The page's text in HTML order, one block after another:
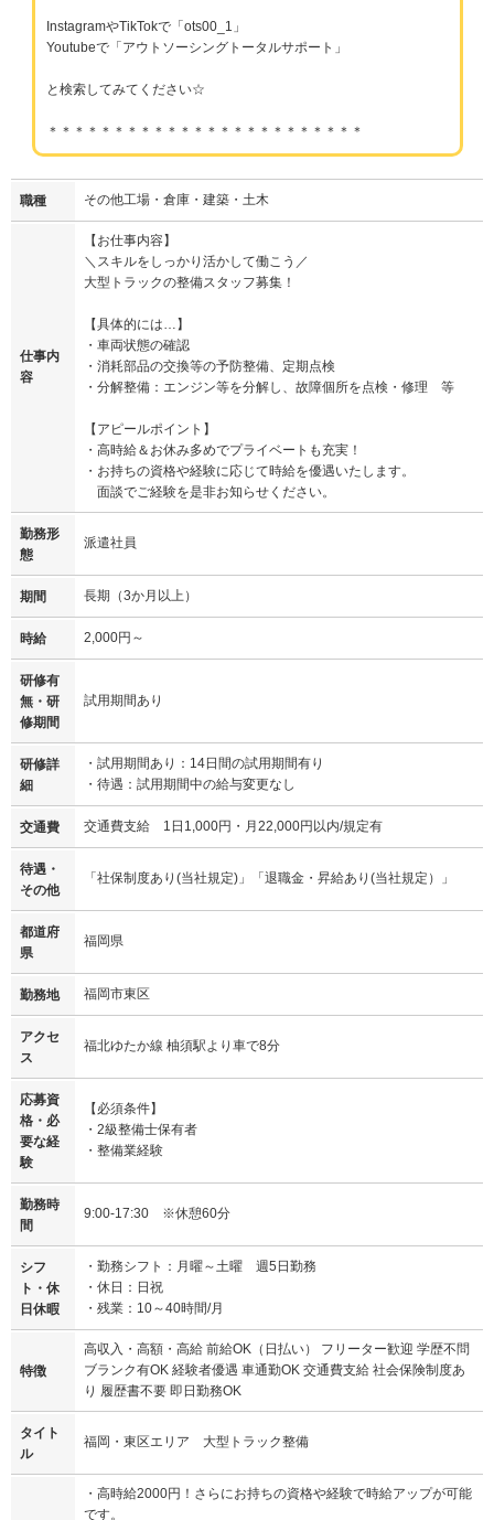
InstagramやTikTokで「ots00_1」
Youtubeで「アウトソーシングトータルサポート」
と検索してみてください☆
＊＊＊＊＊＊＊＊＊＊＊＊＊＊＊＊＊＊＊＊＊＊＊＊
職種 その他工場・倉庫・建築・土木
仕事内
容
【お仕事内容】
＼スキルをしっかり活かして働こう／
大型トラックの整備スタッフ募集！
【具体的には…】
・車両状態の確認
・消耗部品の交換等の予防整備、定期点検
・分解整備：エンジン等を分解し、故障個所を点検・修理 等
【アピールポイント】
・高時給＆お休み多めでプライベートも充実！
・お持ちの資格や経験に応じて時給を優遇いたします。
面談でご経験を是非お知らせください。
勤務形
態
派遣社員
期間 長期（3か月以上）
時給 2,000円～
研修有
無・研
修期間
試用期間あり
研修詳
細
・試用期間あり：14日間の試用期間有り
・待遇：試用期間中の給与変更なし
交通費 交通費支給 1日1,000円・月22,000円以内/規定有
待遇・
その他
「社保制度あり(当社規定)」「退職金・昇給あり(当社規定）」
都道府
県
福岡県
勤務地 福岡市東区
アクセ
ス
福北ゆたか線 柚須駅より車で8分
応募資
格・必
要な経
験
【必須条件】
・2級整備士保有者
・整備業経験
勤務時
間
9:00-17:30 ※休憩60分
シフ
ト・休
日休暇
・勤務シフト：月曜～土曜 週5日勤務
・休日：日祝
・残業：10～40時間/月
特徴
高収入・高額・高給 前給OK（日払い） フリーター歓迎 学歴不問
ブランク有OK 経験者優遇 車通勤OK 交通費支給 社会保険制度あ
り 履歴書不要 即日勤務OK
タイト
ル
福岡・東区エリア 大型トラック整備
・高時給2000円！さらにお持ちの資格や経験で時給アップが可能
です。